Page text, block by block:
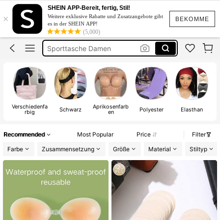
BEKOMME
×
SHEIN APP-Bereit, fertig, Stil!
Weitere exklusive Rabatte und Zusatzangebote gibt
es in der SHEIN APP!
(5,000)
Sporttasche
Sport Tasche
Sporttasche Damen
Klebe Bh
Sporttasche
Verschiedenfa
rbig Schwarz Aprikosenfarb
en Polyester Elasthan
Recommended Most Popular Price
Filter
Farbe
Zusammensetzung Größe Material Stiltyp